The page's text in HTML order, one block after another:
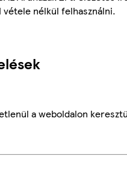
nélkül felhasználni.
a weboldalon